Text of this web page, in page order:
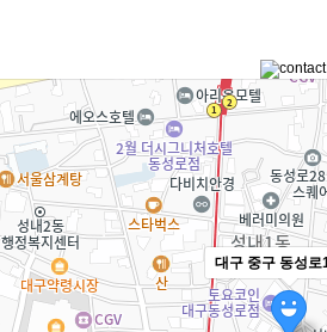
대구 중구 동성로